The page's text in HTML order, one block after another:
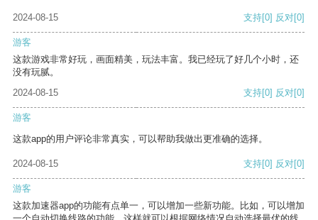
2024-08-15 支持[0] 反对[0]
游客
这款游戏非常好玩，画面精美，玩法丰富。我已经玩了好几个小时，还
没有玩腻。
2024-08-15
支持[0] 反对[0]
游客
这款app的用户评论非常真实，可以帮助我做出更准确的选择。
2024-08-15 支持[0] 反对[0]
游客
这款加速器app的功能有点单一，可以增加一些新功能。比如，可以增加